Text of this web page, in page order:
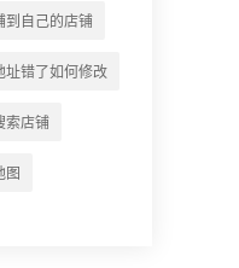
到自己的店铺
址错了如何修改
索店铺
图